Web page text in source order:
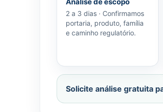
Análise de escopo
2 a 3 dias · Confirmamos
portaria, produto, família
e caminho regulatório.
Solicite análise gratuita